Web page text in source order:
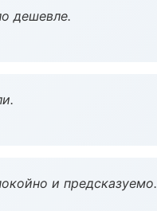
дешевле.
и предсказуемо.